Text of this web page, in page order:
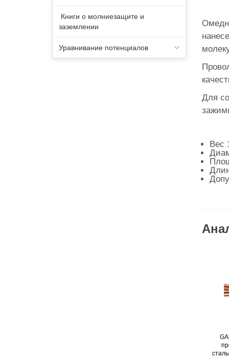
Книги о молниезащите и
заземлении
Уравнивание потенциалов
Для
Вес